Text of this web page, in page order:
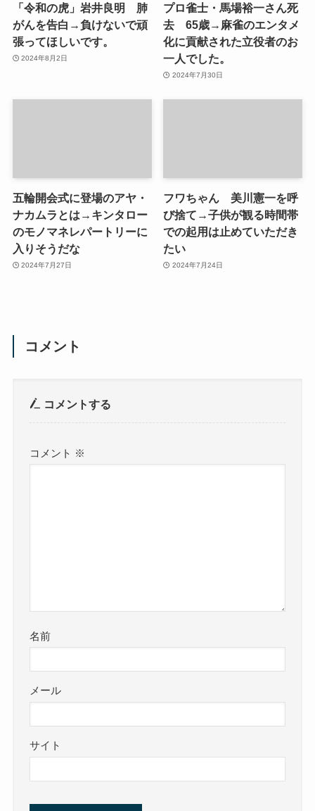
「令和の虎」岩井良明 肺
がんを告白→負けないで頑
張ってほしいです。
2024年8月2日
プロ雀士・馬場裕一さん死
去 65歳→麻雀のエンタメ
化に貢献された立役者のお
一人でした。
2024年7月30日
五輪開会式に登場のアヤ・
ナカムラとは→キンタロー
のモノマネレパートリーに
入りそうだな
2024年7月27日
フワちゃん 美川憲一を呼
び捨て→子供が観る時間帯
での起用は止めていただき
たい
2024年7月24日
コメント
コメントする
コメント ※
名前
メール
サイト